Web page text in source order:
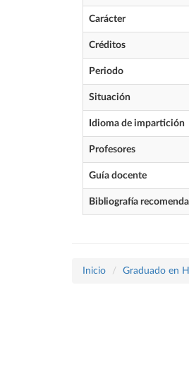
Carácter
Créditos
Periodo
Situación
Idioma de impartición
Profesores
Guía docente
Bibliografía
Inicio Graduado en